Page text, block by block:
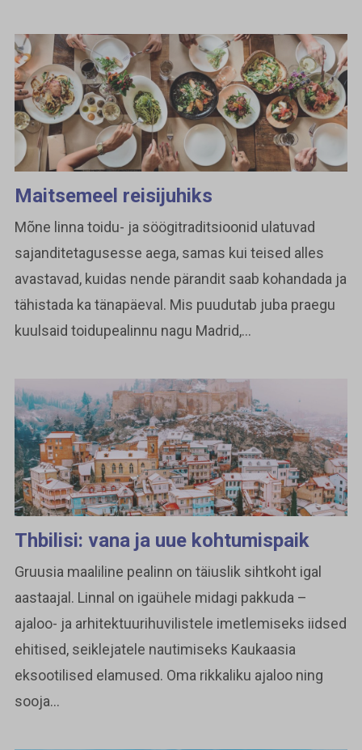
Maitsemeel reisijuhiks
Mõne linna toidu- ja söögitraditsioonid ulatuvad
sajanditetagusesse aega, samas kui teised alles
avastavad, kuidas nende pärandit saab kohandada ja
tähistada ka tänapäeval. Mis puudutab juba praegu
kuulsaid toidupealinnu nagu Madrid,...
Thbilisi: vana ja uue kohtumispaik
Gruusia maaliline pealinn on täiuslik sihtkoht igal
aastaajal. Linnal on igaühele midagi pakkuda –
ajaloo- ja arhitektuurihuvilistele imetlemiseks iidsed
ehitised, seiklejatele nautimiseks Kaukaasia
eksootilised elamused. Oma rikkaliku ajaloo ning
sooja...